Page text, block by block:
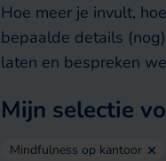
Hoe meer je invult,
bepaalde details
laten en bespreken
Mijn selectie
Mindfulness op kantoor